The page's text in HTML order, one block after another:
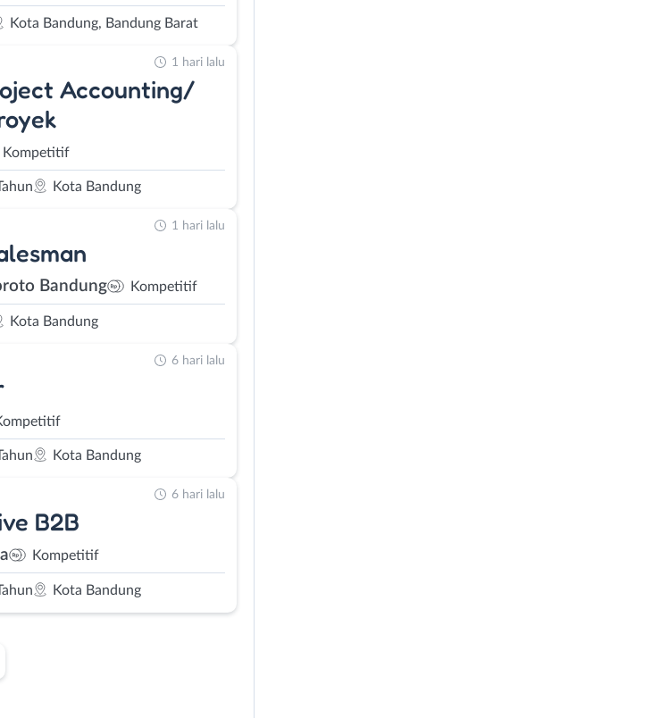
Kota Bandung, Bandung Barat
Accounting/
Kompetitif
Kota Bandung
1 hari lalu
Bandung Kompetitif
Kota Bandung
1 hari lalu
Kota Bandung
6 hari lalu
B2B
Kompetitif
Kota Bandung
6 hari lalu